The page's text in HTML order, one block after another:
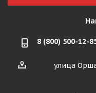
8 (800) 500-12-
улица